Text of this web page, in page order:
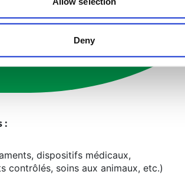
Deny
Contactez nos experts
:
dispositifs médicaux,
contrôlés, soins aux animaux, etc.)